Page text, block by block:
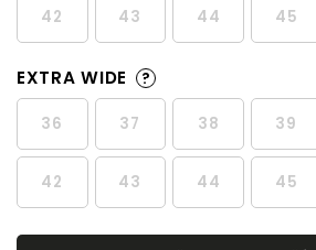
42 43 44 45
EXTRA WIDE ?
36 37 38 39
42 43 44 45